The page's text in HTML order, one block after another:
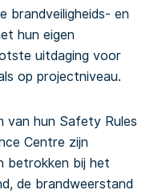
brandveiligheids- en
hun eigen
uitdaging voor
op projectniveau.
van hun Safety Rules
Centre zijn
betrokken bij het
de brandweerstand